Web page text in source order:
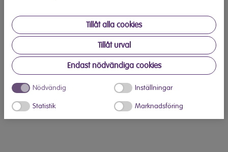
Tillåt alla cookies
Tillåt urval
Endast nödvändiga cookies
Nödvändig Inställningar
Statistik Marknadsföring